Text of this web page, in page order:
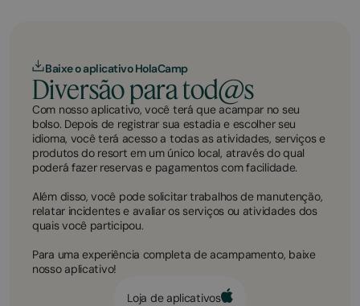
Baixe o aplicativo HolaCamp
Diversão para tod@s
Com nosso aplicativo, você terá que acampar no seu
bolso. Depois de registrar sua estadia e escolher seu
idioma, você terá acesso a todas as atividades, serviços e
produtos do resort em um único local, através do qual
poderá fazer reservas e pagamentos com facilidade.
Além disso, você pode solicitar trabalhos de manutenção,
relatar incidentes e avaliar os serviços ou atividades dos
quais você participou.
Para uma experiência completa de acampamento, baixe
nosso aplicativo!
Loja de aplicativos